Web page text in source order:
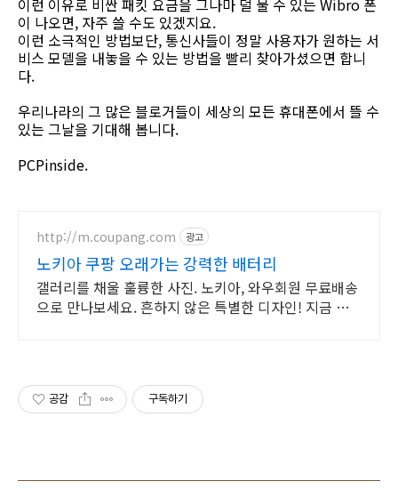
이런 이유로 비싼 패킷 요금을 그나마 덜 물 수 있는 Wibro 폰
이 나오면, 자주 쓸 수도 있겠지요.
이런 소극적인 방법보단, 통신사들이 정말 사용자가 원하는 서
비스 모델을 내놓을 수 있는 방법을 빨리 찾아가셨으면 합니
다.
우리나라의 그 많은 블로거들이 세상의 모든 휴대폰에서 뜰 수
있는 그날을 기대해 봅니다.
PCPinside.
http://m.coupang.com 광고
노키아 쿠팡 오래가는 강력한 배터리
갤러리를 채울 훌륭한 사진. 노키아, 와우회원 무료배송
으로 만나보세요. 흔하지 않은 특별한 디자인! 지금 쿠
공감 구독하기